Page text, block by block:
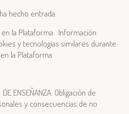
hecho entrada.
la Plataforma. Información
y tecnologías similares durante
la Plataforma.
ENSEÑANZA: Obligación de
y consecuencias de no